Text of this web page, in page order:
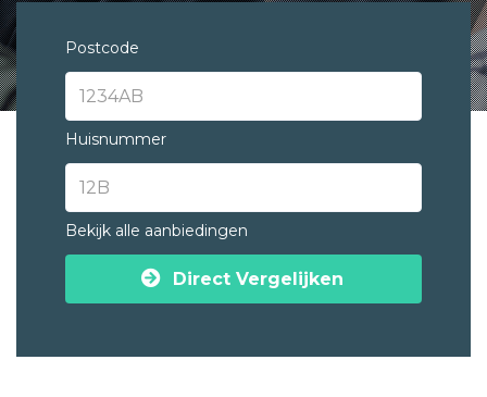
Postcode
Huisnummer
Bekijk alle aanbiedingen
Direct Vergelijken